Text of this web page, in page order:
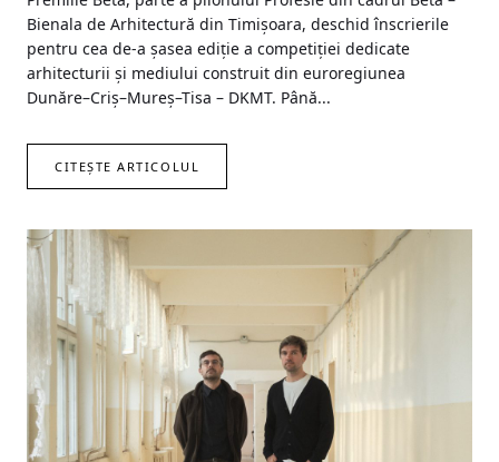
Bienala de Arhitectură din Timișoara, deschid înscrierile
pentru cea de-a șasea ediție a competiției dedicate
arhitecturii și mediului construit din euroregiunea
Dunăre–Criș–Mureș–Tisa – DKMT. Până...
CITEȘTE ARTICOLUL